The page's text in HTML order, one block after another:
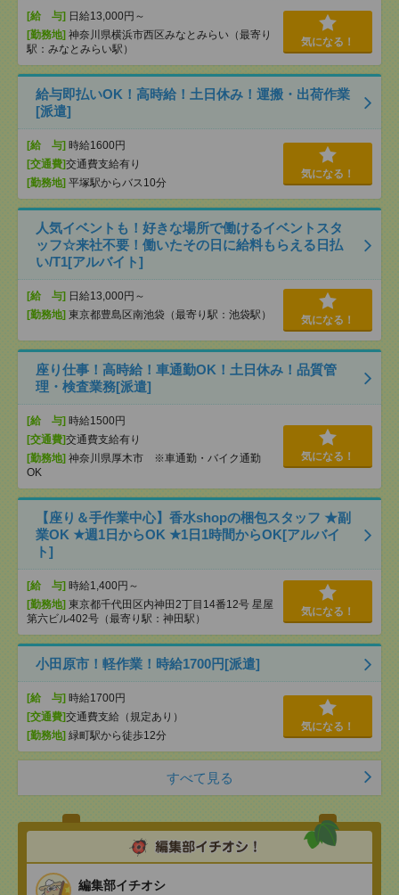
[給 与] 日給13,000円～
[勤務地] 神奈川県横浜市西区みなとみらい（最寄り
駅：みなとみらい駅）
気になる！
給与即払いOK！高時給！土日休み！運搬・出荷作業
[派遣]
[給 与] 時給1600円
[交通費]交通費支給有り
[勤務地] 平塚駅からバス10分
気になる！
人気イベントも！好きな場所で働けるイベントスタ
ッフ☆来社不要！働いたその日に給料もらえる日払
い/T1[アルバイト]
[給 与] 日給13,000円～
[勤務地] 東京都豊島区南池袋（最寄り駅：池袋駅） 気になる！
座り仕事！高時給！車通勤OK！土日休み！品質管
理・検査業務[派遣]
[給 与] 時給1500円
[交通費]交通費支給有り
[勤務地] 神奈川県厚木市 ※車通勤・バイク通勤
OK
気になる！
【座り＆手作業中心】香水shopの梱包スタッフ ★副
業OK ★週1日からOK ★1日1時間からOK[アルバイ
ト]
[給 与] 時給1,400円～
[勤務地] 東京都千代田区内神田2丁目14番12号 星屋
第六ビル402号（最寄り駅：神田駅）
気になる！
小田原市！軽作業！時給1700円[派遣]
[給 与] 時給1700円
[交通費]交通費支給（規定あり）
[勤務地] 緑町駅から徒歩12分
気になる！
すべて見る
編集部イチオシ